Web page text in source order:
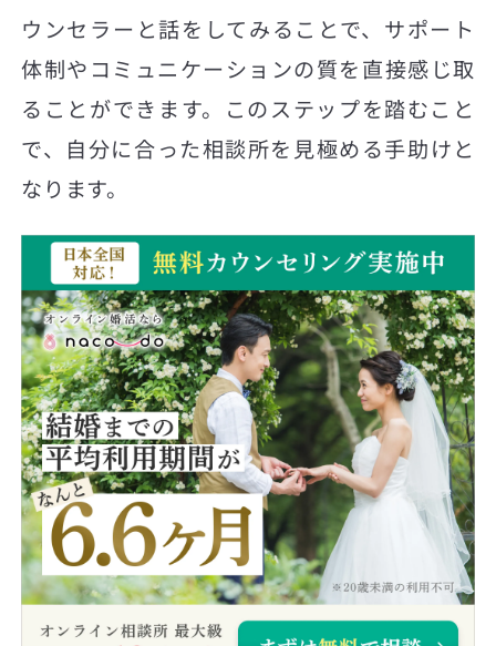
ウンセラーと話をしてみることで、サポート
体制やコミュニケーションの質を直接感じ取
ることができます。このステップを踏むこと
で、自分に合った相談所を見極める手助けと
なります。